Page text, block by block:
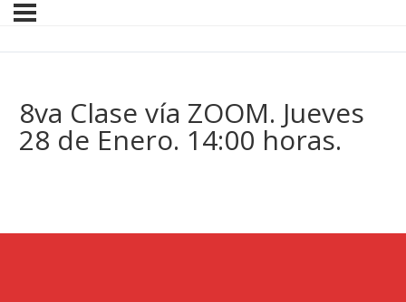
8va Clase vía ZOOM. Jueves
28 de Enero. 14:00 horas.